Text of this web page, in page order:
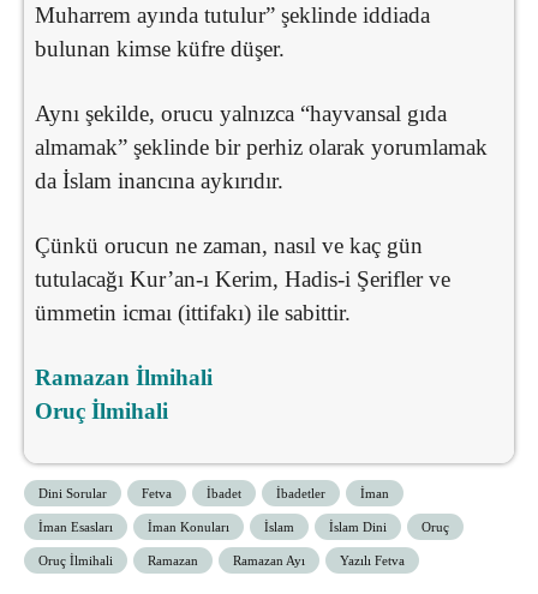
Muharrem ayında tutulur” şeklinde iddiada
bulunan kimse küfre düşer.
Aynı şekilde, orucu yalnızca “hayvansal gıda
almamak” şeklinde bir perhiz olarak yorumlamak
da İslam inancına aykırıdır.
Çünkü orucun ne zaman, nasıl ve kaç gün
tutulacağı Kur’an-ı Kerim, Hadis-i Şerifler ve
ümmetin icmaı (ittifakı) ile sabittir.
Ramazan İlmihali
Oruç İlmihali
Dini Sorular Fetva İbadet İbadetler İman
İman Esasları İman Konuları İslam İslam Dini Oruç
Oruç İlmihali Ramazan Ramazan Ayı Yazılı Fetva